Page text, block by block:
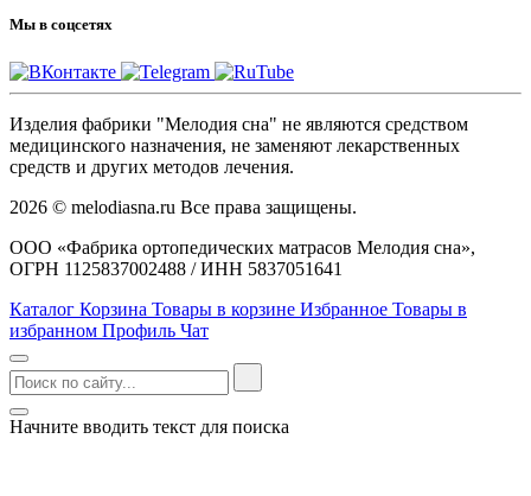
Мы в соцсетях
Изделия фабрики "Мелодия сна" не являются средством
медицинского назначения, не заменяют лекарственных
средств и других методов лечения.
2026 © melodiasna.ru Все права защищены.
ООО «Фабрика ортопедических матрасов Мелодия сна»,
ОГРН 1125837002488 / ИНН 5837051641
Каталог Корзина Товары в корзине Избранное Товары в
избранном Профиль Чат
Начните вводить текст для поиска